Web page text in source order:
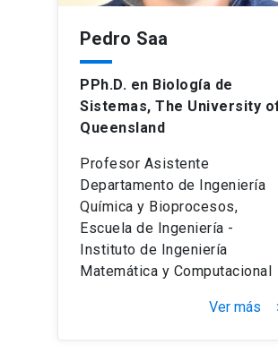
Pedro Saa
PPh.D. en Biología de
Sistemas, The University
Queensland
Profesor Asistente
Departamento de Ingeniería
Química y Bioprocesos,
Escuela de Ingeniería -
Instituto de Ingeniería
Matemática y Computacional
Ver más